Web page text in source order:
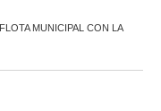
MUNICIPAL CON LA